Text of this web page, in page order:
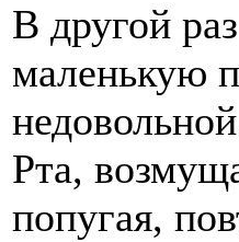
В другой
маленькую
Рта,
попугая,